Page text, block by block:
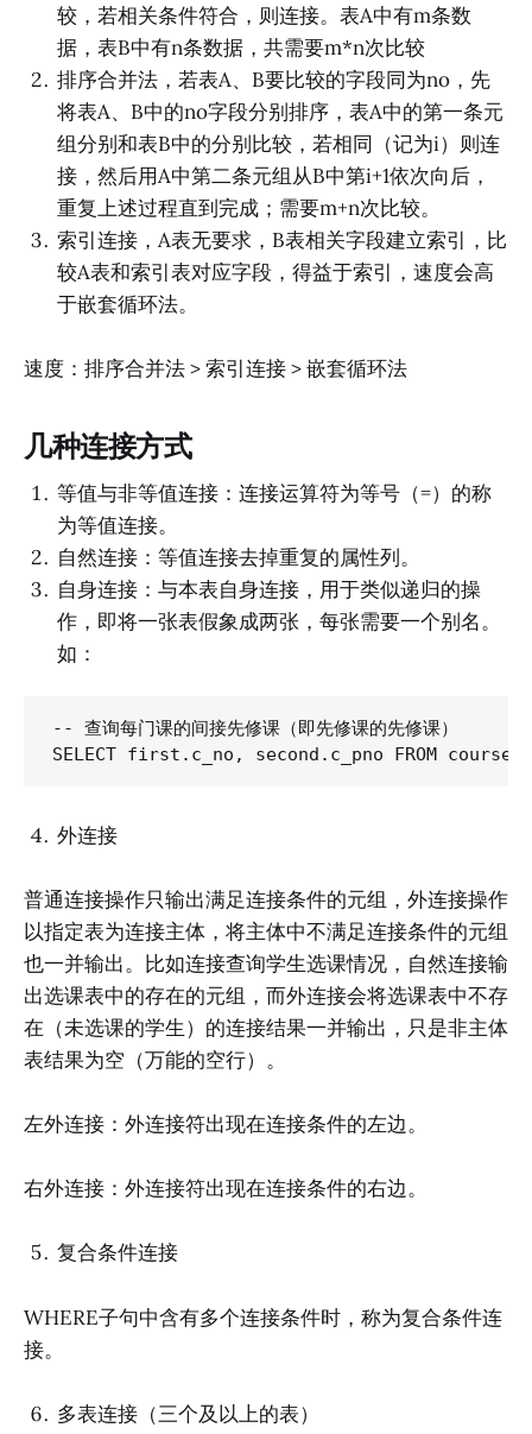
较，若相关条件符合，则连接。表A中有m条数
据，表B中有n条数据，共需要m*n次比较
排序合并法，若表A、B要比较的字段同为no，先
将表A、B中的no字段分别排序，表A中的第一条元
组分别和表B中的分别比较，若相同（记为i）则连
接，然后用A中第二条元组从B中第i+1依次向后，
重复上述过程直到完成；需要m+n次比较。
索引连接，A表无要求，B表相关字段建立索引，比
较A表和索引表对应字段，得益于索引，速度会高
于嵌套循环法。
速度：排序合并法 > 索引连接 > 嵌套循环法
几种连接方式
等值与非等值连接：连接运算符为等号（=）的称
为等值连接。
自然连接：等值连接去掉重复的属性列。
自身连接：与本表自身连接，用于类似递归的操
作，即将一张表假象成两张，每张需要一个别名。
如：
-- 查询每门课的间接先修课（即先修课的先修课）
外连接
普通连接操作只输出满足连接条件的元组，外连接操作
以指定表为连接主体，将主体中不满足连接条件的元组
也一并输出。比如连接查询学生选课情况，自然连接输
出选课表中的存在的元组，而外连接会将选课表中不存
在（未选课的学生）的连接结果一并输出，只是非主体
表结果为空（万能的空行）。
左外连接：外连接符出现在连接条件的左边。
右外连接：外连接符出现在连接条件的右边。
复合条件连接
WHERE子句中含有多个连接条件时，称为复合条件连
接。
多表连接（三个及以上的表）